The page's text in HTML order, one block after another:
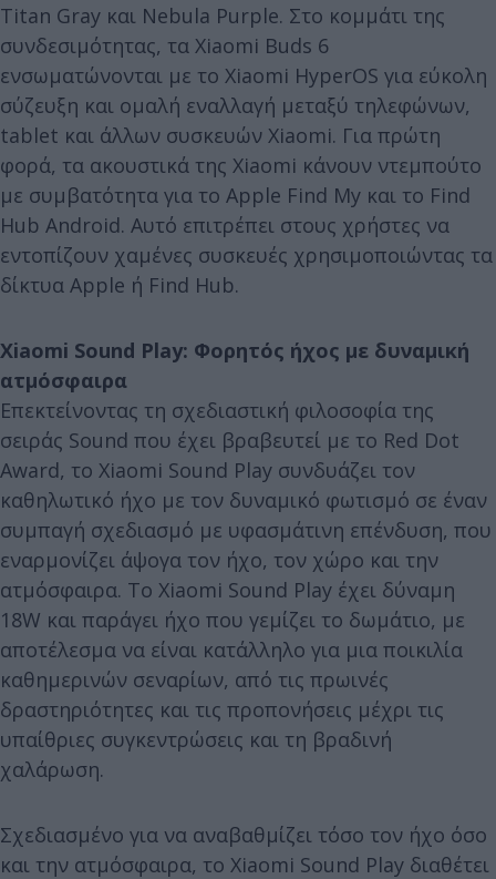
Titan Gray και Nebula Purple. Στο κομμάτι της
συνδεσιμότητας, τα Xiaomi Buds 6
ενσωματώνονται με το Xiaomi HyperOS για εύκολη
σύζευξη και ομαλή εναλλαγή μεταξύ τηλεφώνων,
tablet και άλλων συσκευών Xiaomi. Για πρώτη
φορά, τα ακουστικά της Xiaomi κάνουν ντεμπούτο
με συμβατότητα για το Apple Find My και το Find
Hub Android. Αυτό επιτρέπει στους χρήστες να
εντοπίζουν χαμένες συσκευές χρησιμοποιώντας τα
δίκτυα Apple ή Find Hub.
Xiaomi Sound Play: Φορητός ήχος με δυναμική
ατμόσφαιρα
Επεκτείνοντας τη σχεδιαστική φιλοσοφία της
σειράς Sound που έχει βραβευτεί με το Red Dot
Award, το Xiaomi Sound Play συνδυάζει τον
καθηλωτικό ήχο με τον δυναμικό φωτισμό σε έναν
συμπαγή σχεδιασμό με υφασμάτινη επένδυση, που
εναρμονίζει άψογα τον ήχο, τον χώρο και την
ατμόσφαιρα. To Xiaomi Sound Play έχει δύναμη
18W και παράγει ήχο που γεμίζει το δωμάτιο, με
αποτέλεσμα να είναι κατάλληλο για μια ποικιλία
καθημερινών σεναρίων, από τις πρωινές
δραστηριότητες και τις προπονήσεις μέχρι τις
υπαίθριες συγκεντρώσεις και τη βραδινή
χαλάρωση.
Σχεδιασμένο για να αναβαθμίζει τόσο τον ήχο όσο
και την ατμόσφαιρα, το Xiaomi Sound Play διαθέτει